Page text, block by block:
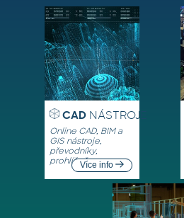
CADNÁSTROJE
Online CAD, BIM a
GIS nástroje,
převodníky,
prohlížečeVíce info